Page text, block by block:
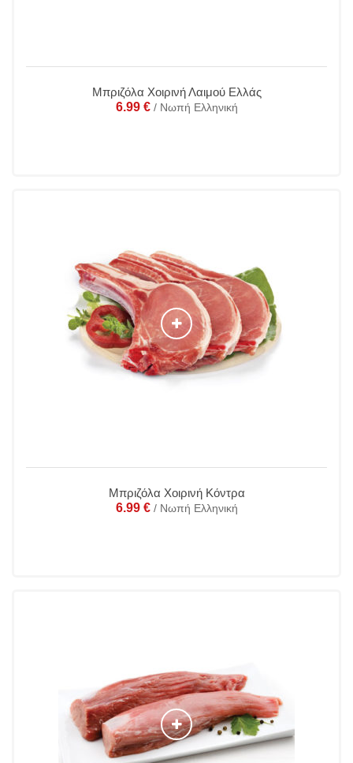
Μπριζόλα Χοιρινή Λαιμού Ελλάς
6.99 € / Νωπή Ελληνική
Μπριζόλα Χοιρινή Κόντρα
6.99 € / Νωπή Ελληνική